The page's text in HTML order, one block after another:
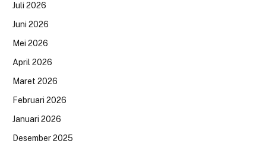
Juli 2026
Juni 2026
Mei 2026
April 2026
Maret 2026
Februari 2026
Januari 2026
Desember 2025